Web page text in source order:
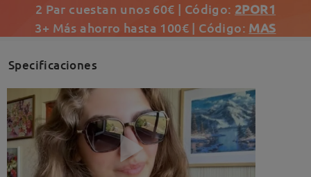
2 Par cuestan unos 60€ | Código: 2POR1
3+ Más ahorro hasta 100€ | Código: MAS
Specificaciones